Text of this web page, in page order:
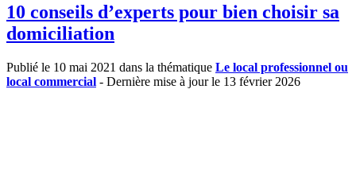
10 conseils d’experts pour bien choisir sa
domiciliation
Publié le 10 mai 2021 dans la thématique Le local professionnel ou
local commercial - Dernière mise à jour le 13 février 2026